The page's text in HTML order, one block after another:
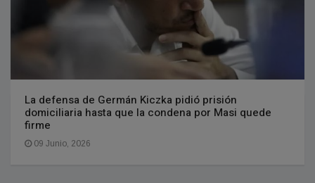
La defensa de Germán Kiczka pidió prisión
domiciliaria hasta que la condena por Masi quede
firme
09 Junio, 2026